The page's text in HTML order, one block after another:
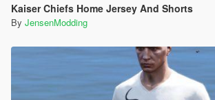
Kaiser Chiefs Home Jersey And Shorts
By JensenModding